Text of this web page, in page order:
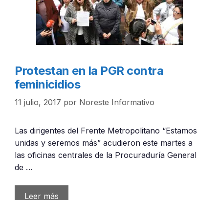
Protestan en la PGR contra
feminicidios
11 julio, 2017 por Noreste Informativo
Las dirigentes del Frente Metropolitano “Estamos
unidas y seremos más” acudieron este martes a
las oficinas centrales de la Procuraduría General
de …
Leer más